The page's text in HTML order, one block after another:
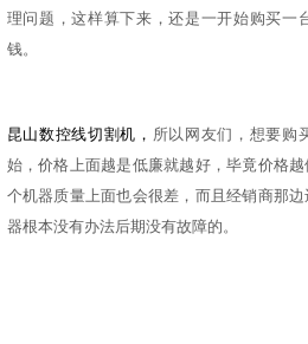
理问题，这样算下来，还是一开始购买一
钱。
昆山数控线切割机， 所以网友们，想要购
始，价格上面越是低廉就越好，毕竟价格
个机器质量上面也会很差，而且经销商那
器根本没有办法后期没有故障的。